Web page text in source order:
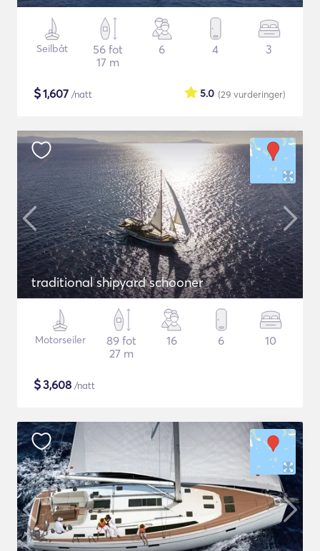
Seilbåt
56 fot
17 m
6 4 3
$1,607 /natt (29 vurderinger)
5.0
traditional shipyard schooner
Motorseiler
89 fot
27 m
16 6 10
$3,608 /natt